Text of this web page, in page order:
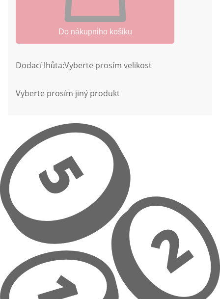
Do nákupniho košiku
Dodací lhůta:Vyberte prosím velikost
Vyberte prosím jiný produkt